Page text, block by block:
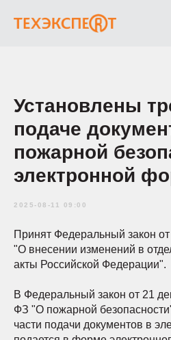
Установлены
подаче
пожарной
электронной
2025-08-11 09:00
Принят Федеральный закон
"О внесении изменений в
акты Российской Федерации".
В Федеральный закон от 21
ФЗ "О пожарной
части подачи документов в